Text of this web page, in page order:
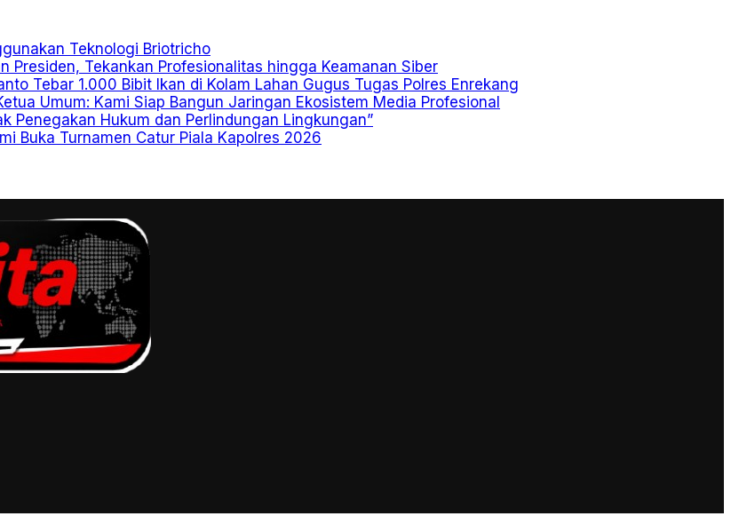
Teknologi Briotricho
Presiden, Tekankan Profesionalitas hingga Keamanan Siber
Tebar 1.000 Bibit Ikan di Kolam Lahan Gugus Tugas Polres Enrekang
Umum: Kami Siap Bangun Jaringan Ekosistem Media Profesional
Penegakan Hukum dan Perlindungan Lingkungan”
Buka Turnamen Catur Piala Kapolres 2026